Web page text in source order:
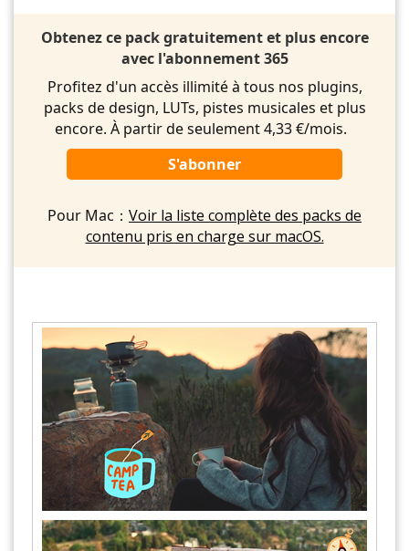
Obtenez ce pack gratuitement et plus encore
avec l'abonnement 365
Profitez d'un accès illimité à tous nos plugins,
packs de design, LUTs, pistes musicales et plus
encore. À partir de seulement 4,33 €/mois.
S'abonner
Pour Mac： Voir la liste complète des packs de
contenu pris en charge sur macOS.